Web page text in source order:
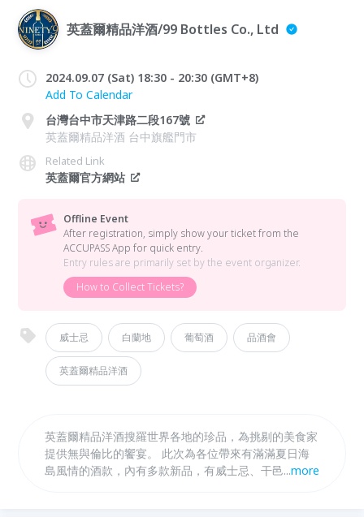
英蓋爾精品洋酒/99 Bottles Co., Ltd
2024.09.07 (Sat) 18:30 - 20:30 (GMT+8)
Add To Calendar
台灣台中市天津路二段167號
英蓋爾精品洋酒 台中旗艦門市
Related Link
英蓋爾官方網站
Offline Event
After registration, simply show your ticket from the
ACCUPASS App for quick entry.
Entry rules are primarily set by the event organizer.
How to Collect Tickets?
威士忌 白蘭地 葡萄酒 品酒會
英蓋爾精品洋酒
英蓋爾精品洋酒搜羅世界各地的珍品，為挑剔的美食家
提供無與倫比的饗宴。 此次為各位帶來有滿滿夏日海
島風情的酒款，內有多款新品，有威士忌、干邑白蘭
...more